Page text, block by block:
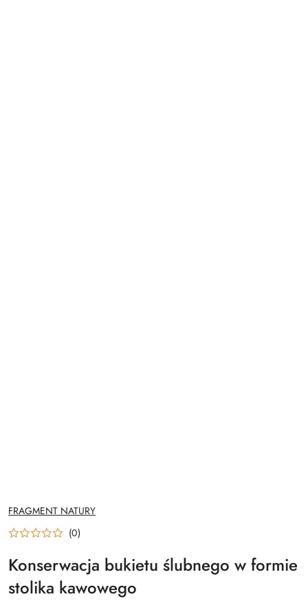
NAZWA
PRODUCENTA:
FRAGMENT NATURY
(0)
Konserwacja bukietu ślubnego w formie
stolika kawowego